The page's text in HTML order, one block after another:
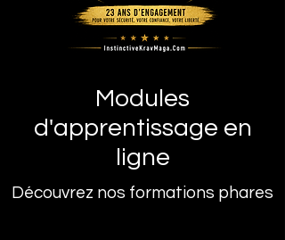
Modules
d'apprentissage en
ligne
Découvrez nos formations phares